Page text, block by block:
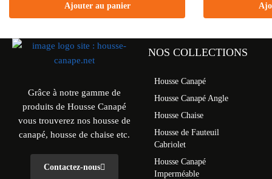
Ajouter au panier
Grâce à notre gamme de
produits de Housse Canapé
vous trouverez nos housse de
canapé, housse de chaise etc.
Contactez-nous
NOS COLLECTIONS
Housse Canapé
Housse Canapé Angle
Housse Chaise
Housse de Fauteuil
Cabriolet
Housse Canapé
Imperméable